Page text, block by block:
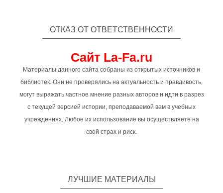
ОТКАЗ ОТ ОТВЕТСТВЕННОСТИ
Сайт La-Fa.ru
Материалы данного сайта собраны из открытых источников и
библиотек. Они не проверялись на актуальность и правдивость,
могут выражать частное мнение разных авторов и идти в разрез
с текущей версией истории, преподаваемой вам в учебных
учреждениях. Любое их использование вы осуществляете на
свой страх и риск.
ЛУЧШИЕ МАТЕРИАЛЫ